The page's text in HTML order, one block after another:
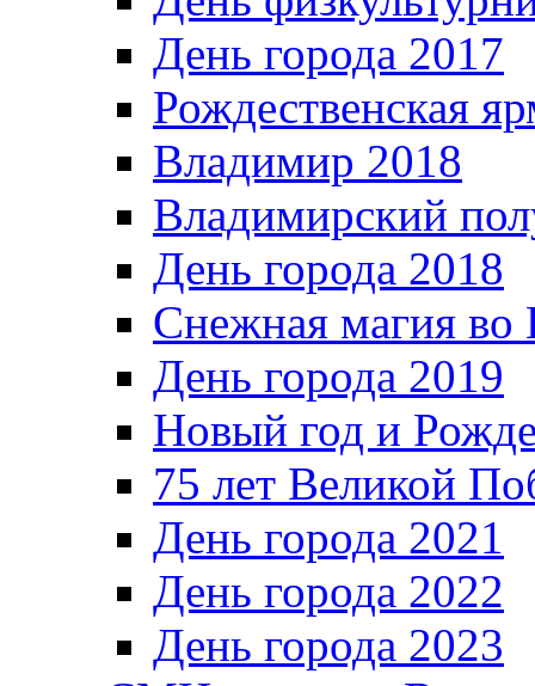
День города 2017
Рождественская
Владимир 2018
Владимирский
День города 2018
Снежная магия во
День города 2019
Новый год и
75 лет Великой
День города 2021
День города 2022
День города 2023